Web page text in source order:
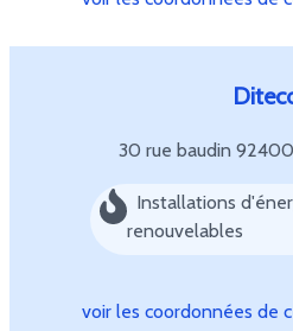
30 rue baudin 92400
Installations
renouvelables
voir les coordonnées de